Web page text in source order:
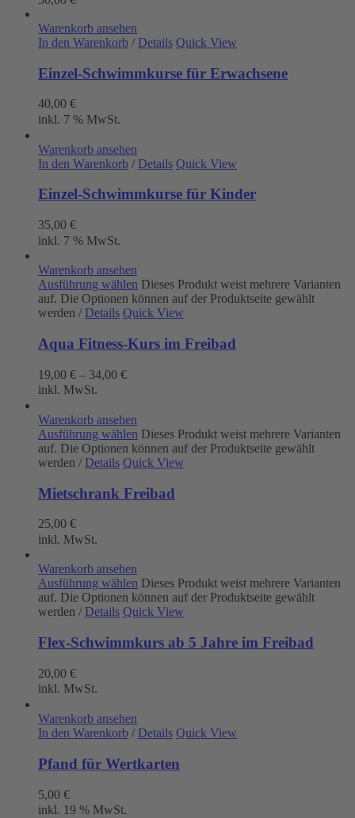
Warenkorb ansehen
In den Warenkorb / Details Quick View
Einzel-Schwimmkurse für Erwachsene
40,00 €
inkl. 7 % MwSt.
Warenkorb ansehen
In den Warenkorb / Details Quick View
Einzel-Schwimmkurse für Kinder
35,00 €
inkl. 7 % MwSt.
Warenkorb ansehen
Ausführung wählen Dieses Produkt weist mehrere Varianten
auf. Die Optionen können auf der Produktseite gewählt
werden / Details Quick View
Aqua Fitness-Kurs im Freibad
19,00 € – 34,00 €
inkl. MwSt.
Warenkorb ansehen
Ausführung wählen Dieses Produkt weist mehrere Varianten
auf. Die Optionen können auf der Produktseite gewählt
werden / Details Quick View
Mietschrank Freibad
25,00 €
inkl. MwSt.
Warenkorb ansehen
Ausführung wählen Dieses Produkt weist mehrere Varianten
auf. Die Optionen können auf der Produktseite gewählt
werden / Details Quick View
Flex-Schwimmkurs ab 5 Jahre im Freibad
20,00 €
inkl. MwSt.
Warenkorb ansehen
In den Warenkorb / Details Quick View
Pfand für Wertkarten
5,00 €
inkl. 19 % MwSt.